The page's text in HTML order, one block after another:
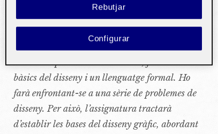
Presentació
L’estudiant treballarà bàsicament la capacitat
visuals d’un producte o aplicació multimèdia,
utilitzant procediments creatius, fonaments
bàsics del disseny i un llenguatge formal. Ho
farà enfrontant-se a una sèrie de problemes de
disseny. Per això, l’assignatura tractarà
d’establir les bases del disseny gràfic, abordant
Rebutjar
Configurar